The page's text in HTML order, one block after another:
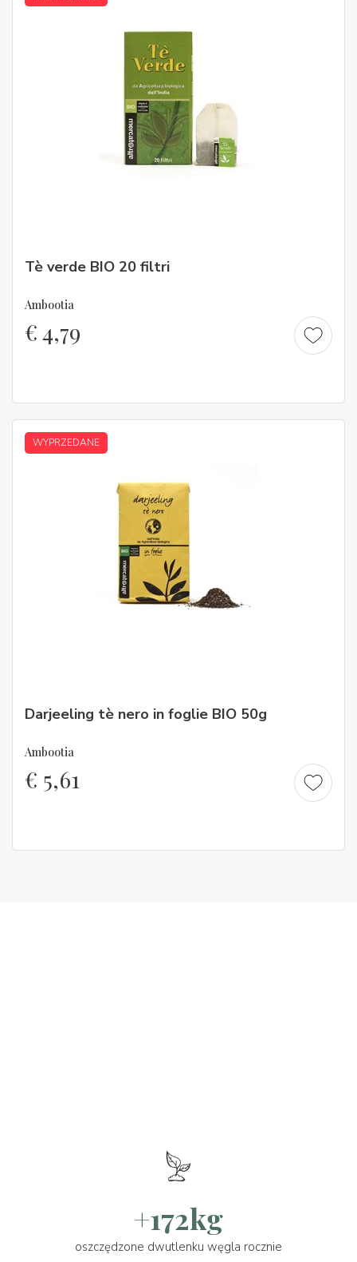
Tè verde BIO 20 filtri
Ambootia
€4,79
WYPRZEDANE
Darjeeling tè nero in foglie BIO 50g
Ambootia
€ 5,61
+172kg
oszczędzone dwutlenku węgla rocznie